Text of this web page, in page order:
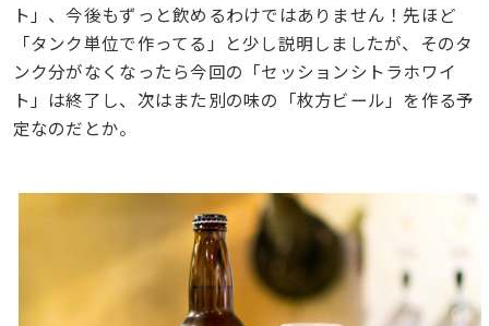
ト」、今後もずっと飲めるわけではありません！先ほど
「タンク単位で作ってる」と少し説明しましたが、そのタ
ンク分がなくなったら今回の「セッションシトラホワイ
ト」は終了し、次はまた別の味の「枚方ビール」を作る予
定なのだとか。